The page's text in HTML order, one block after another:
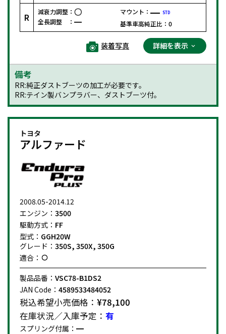
R
減衰力調整：
全長調整 ：
マウント： STD
基準車高純正比： 0
装着写真 詳細を表示
備考
RR:純正ダストブーツの加工が必要です。
RR:テイン製バンプラバー、ダストブーツ付。
トヨタ
アルファード
2008.05-2014.12
エンジン： 3500
駆動方式： FF
型式： GGH20W
グレード： 350S, 350X, 350G
適合：
製品品番： VSC78-B1DS2
JAN Code： 4589533484052
税込希望小売価格： ¥78,100
在庫状況／入庫予定： 有
スプリング付属：